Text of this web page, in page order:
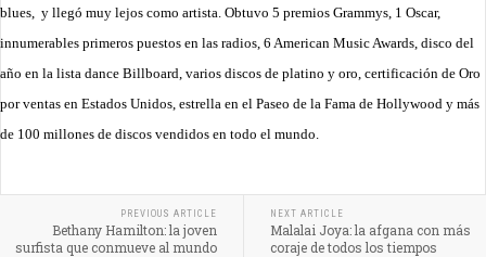
blues, y llegó muy lejos como artista. Obtuvo 5 premios Grammys, 1 Oscar,
innumerables primeros puestos en las radios, 6 American Music Awards, disco del
año en la lista dance Billboard, varios discos de platino y oro, certificación de Oro
por ventas en Estados Unidos, estrella en el Paseo de la Fama de Hollywood y más
de 100 millones de discos vendidos en todo el mundo.
PREVIOUS ARTICLE
Bethany Hamilton: la joven
surfista que conmueve al mundo
NEXT ARTICLE
Malalai Joya: la afgana con más
coraje de todos los tiempos